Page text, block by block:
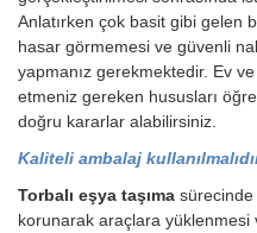
Anlatırken çok basit gibi gelen
hasar görmemesi ve güvenli
yapmanız gerekmektedir. Ev
etmeniz gereken hususları
doğru kararlar alabilirsiniz.
Kaliteli ambalaj
Torbalı eşya taşıma sürecinde
korunarak araçlara